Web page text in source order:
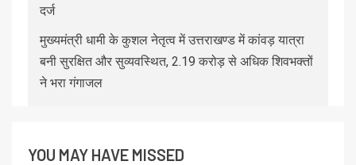
दर्ज
मुख्यमंत्री धामी के कुशल नेतृत्व में उत्तराखण्ड में कांवड़ यात्रा
बनी सुरक्षित और सुव्यवस्थित, 2.19 करोड़ से अधिक शिवभक्तों
ने भरा गंगाजल
YOU MAY HAVE MISSED